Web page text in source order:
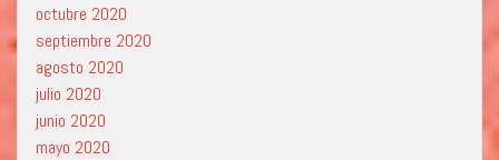
octubre 2020
septiembre 2020
agosto 2020
julio 2020
junio 2020
mayo 2020